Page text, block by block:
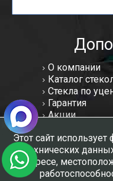
О компании
Каталог
Стекла по
Гарантия
Акции
Отзывы
Вакансии
Контакты
Этот сайт
технических
адресе,